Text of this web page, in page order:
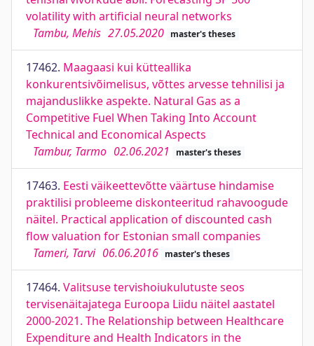
volatility with artificial neural networks
Tambu, Mehis 27.05.2020 master's theses
17462. Maagaasi kui kütteallika
konkurentsivõimelisus, võttes arvesse tehnilisi ja
majanduslikke aspekte. Natural Gas as a
Competitive Fuel When Taking Into Account
Technical and Economical Aspects
Tambur, Tarmo 02.06.2021 master's theses
17463. Eesti väikeettevõtte väärtuse hindamise
praktilisi probleeme diskonteeritud rahavoogude
näitel. Practical application of discounted cash
flow valuation for Estonian small companies
Tameri, Tarvi 06.06.2016 master's theses
17464. Valitsuse tervishoiukulutuste seos
tervisenäitajatega Euroopa Liidu näitel aastatel
2000-2021. The Relationship between Healthcare
Expenditure and Health Indicators in the